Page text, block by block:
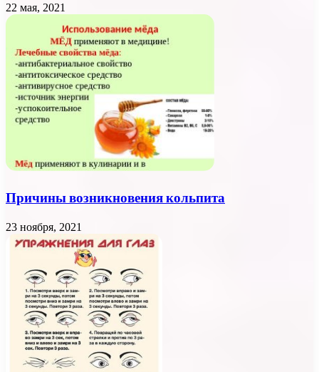
22 мая, 2021
Причины возникновения кольпита
23 ноября, 2021